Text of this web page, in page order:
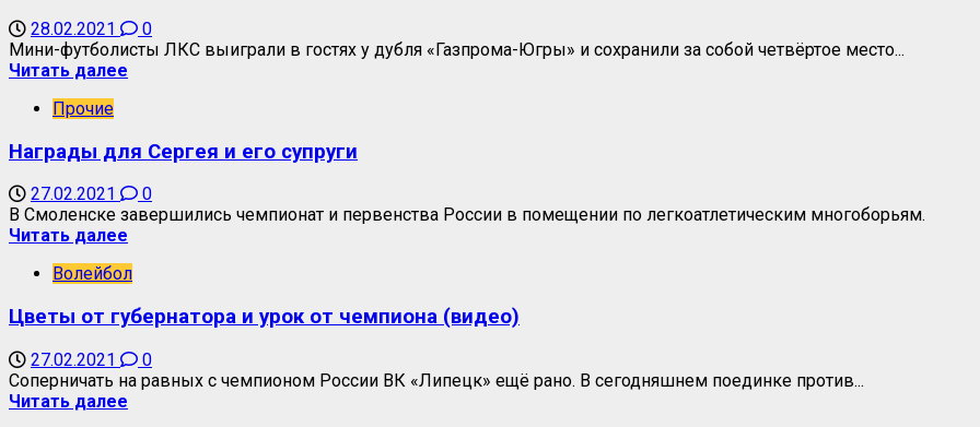
28.02.2021
0
Мини-футболисты ЛКС выиграли в гостях у дубля «Газпрома-Югры» и сохранили за собой четвёртое место...
Читать далее
Прочие
Награды для Сергея и его супруги
27.02.2021
0
В Смоленске завершились чемпионат и первенства России в помещении по легкоатлетическим многоборьям.
Читать далее
Волейбол
Цветы от губернатора и урок от чемпиона (видео)
27.02.2021
0
Соперничать на равных с чемпионом России ВК «Липецк» ещё рано. В сегодняшнем поединке против...
Читать далее